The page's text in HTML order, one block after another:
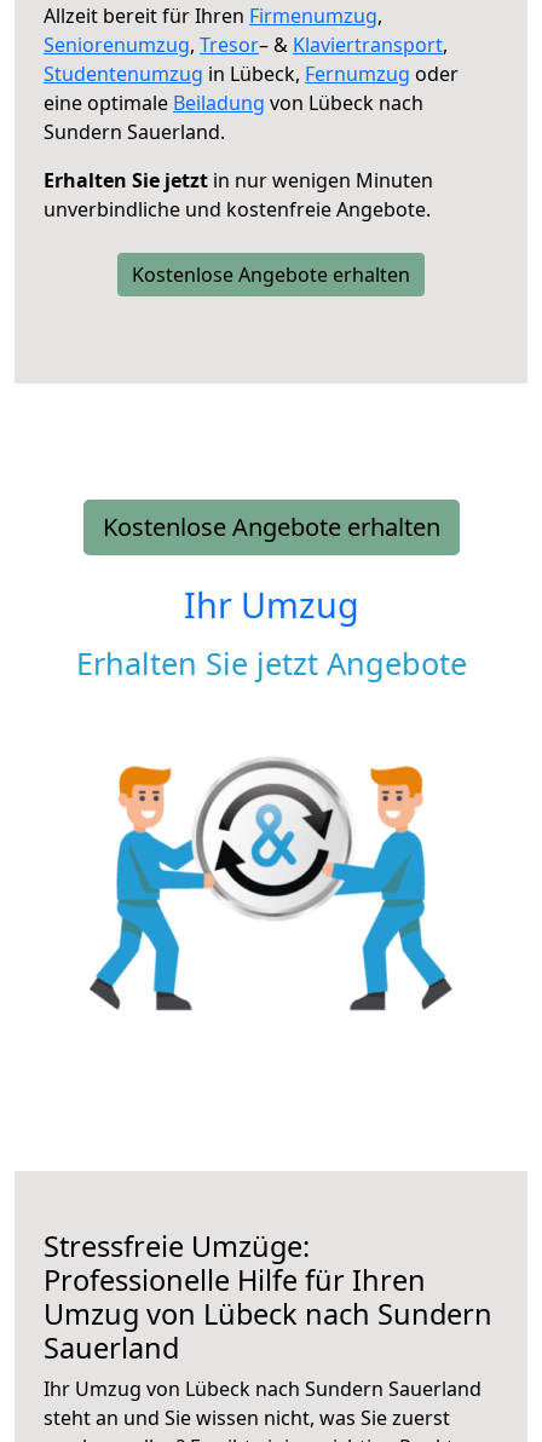
Allzeit bereit für Ihren Firmenumzug,
Seniorenumzug, Tresor– & Klaviertransport,
Studentenumzug in Lübeck, Fernumzug oder
eine optimale Beiladung von Lübeck nach
Sundern Sauerland.
Erhalten Sie jetzt in nur wenigen Minuten
unverbindliche und kostenfreie Angebote.
Kostenlose Angebote erhalten
Kostenlose Angebote erhalten
Ihr Umzug
Erhalten Sie jetzt Angebote
Stressfreie Umzüge:
Professionelle Hilfe für Ihren
Umzug von Lübeck nach Sundern
Sauerland
Ihr Umzug von Lübeck nach Sundern Sauerland
steht an und Sie wissen nicht, was Sie zuerst